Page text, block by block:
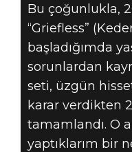
Bu çoğunlukla,
“Griefless”
başladığımda
sorunlardan
seti, üzgün
karar verdikten
tamamlandı. O
yaptıklarım bir